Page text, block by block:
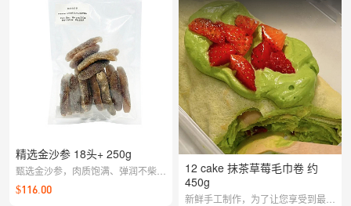
精选金沙参 18头+ 250g
甄选金沙参，肉质饱满、弹润不柴，
入锅后汤清味鲜；可清炖、红烧或搭
配家常汤品，风味稳妥表现佳。
$116.00
12 cake 抹茶草莓毛巾卷 约
450g
新鲜手工制作，为了让您享受到最佳